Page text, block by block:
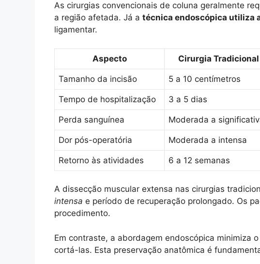
As cirurgias convencionais de coluna geralmente
a região afetada. Já a técnica endoscópica utiliza
ligamentar.
Aspecto Cirurgia Tradicional
Tamanho da incisão 5 a 10 centímetros
Tempo de hospitalização 3 a 5 dias
Perda sanguínea Moderada a
Dor pós-operatória Moderada a intensa
Retorno às atividades 6 a 12 semanas
A dissecção muscular extensa nas cirurgias
intensa e período de recuperação prolongado. Os
procedimento.
Em contraste, a abordagem endoscópica minimiza
cortá-las. Esta preservação anatômica é